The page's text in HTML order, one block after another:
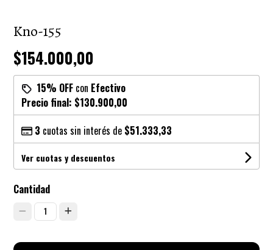
Kno-155
$154.000,00
15% OFF con Efectivo
Precio final: $130.900,00
3 cuotas sin interés de $51.333,33
Ver cuotas y descuentos
Cantidad
1